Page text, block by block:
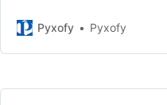
をつかえるようになりますよ。
Pyxofy Pyxofy